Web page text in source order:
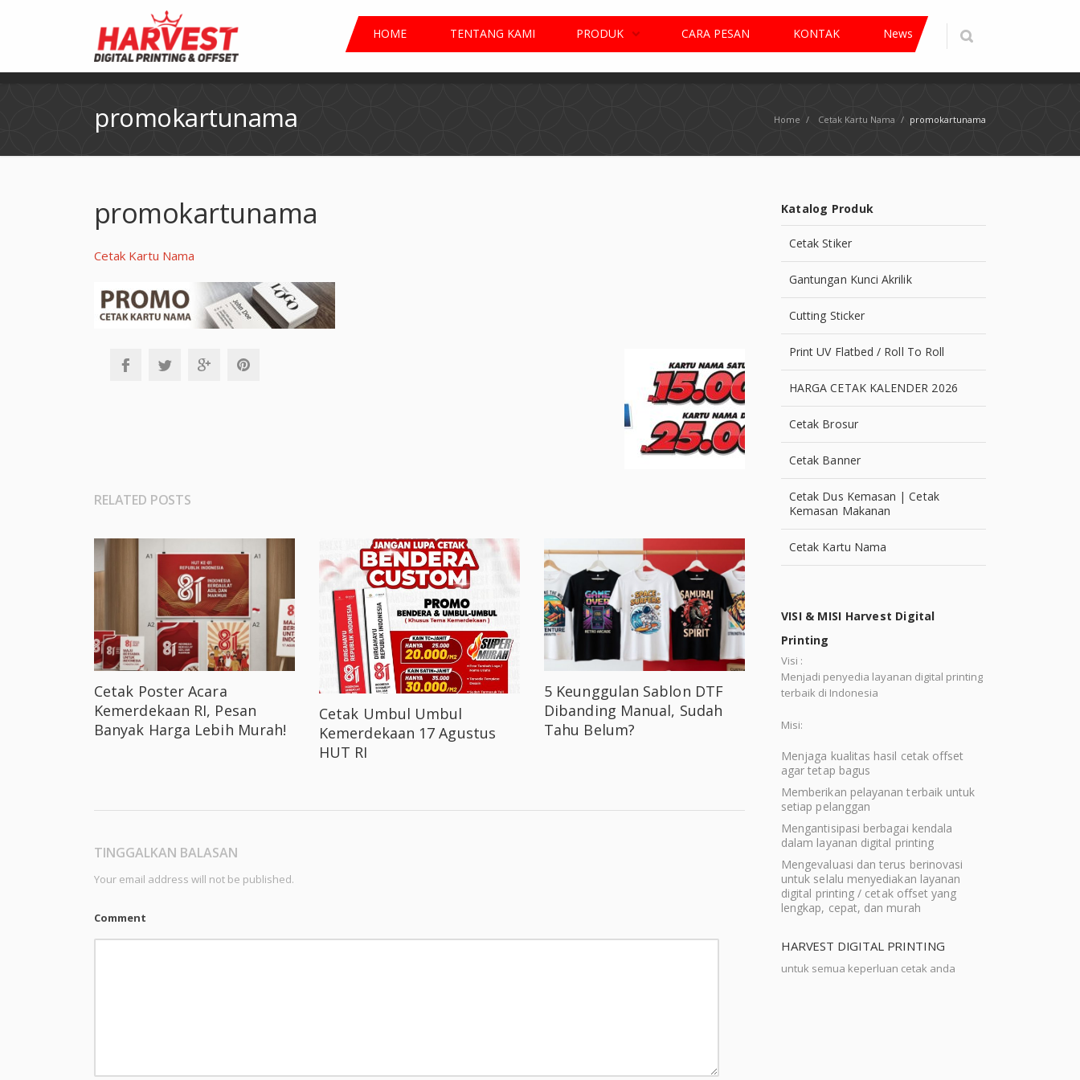
HOME TENTANG KAMI PRODUK CARA PESAN KONTAK News
Home / Cetak Kartu Nama / promokartunama
promokartunama
promokartunama
Cetak Kartu Nama
RELATED POSTS
Cetak Poster Acara
Kemerdekaan RI, Pesan
Banyak Harga Lebih Murah!
Cetak Umbul Umbul
Kemerdekaan 17 Agustus
HUT RI
5 Keunggulan Sablon DTF
Dibanding Manual, Sudah
Tahu Belum?
TINGGALKAN BALASAN
Your email address will not be published.
Comment
Katalog Produk
Cetak Stiker
Gantungan Kunci Akrilik
Cutting Sticker
Print UV Flatbed / Roll To Roll
HARGA CETAK KALENDER 2026
Cetak Brosur
Cetak Banner
Cetak Dus Kemasan | Cetak
Kemasan Makanan
Cetak Kartu Nama
VISI & MISI Harvest Digital
Printing
Visi :
Menjadi penyedia layanan digital printing
terbaik di Indonesia
Misi:
Menjaga kualitas hasil cetak offset
agar tetap bagus
Memberikan pelayanan terbaik untuk
setiap pelanggan
Mengantisipasi berbagai kendala
dalam layanan digital printing
Mengevaluasi dan terus berinovasi
untuk selalu menyediakan layanan
digital printing / cetak offset yang
lengkap, cepat, dan murah
HARVEST DIGITAL PRINTING
untuk semua keperluan cetak anda